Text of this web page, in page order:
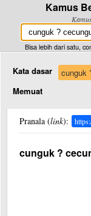
Kamus
Bisa lebih dari satu,
Kata dasar
cunguk
Memuat
Pranala (link):
cunguk ?